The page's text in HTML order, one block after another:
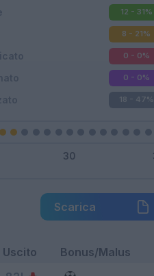
12 - 31%
8 - 21%
0 - 0%
0 - 0%
18 - 47%
Scarica
Uscito Bonus/Malus